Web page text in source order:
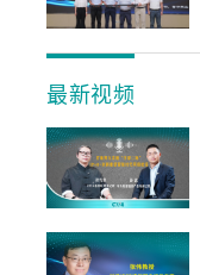
最新视频